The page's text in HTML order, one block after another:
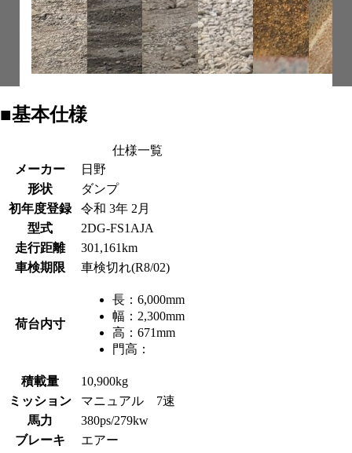
■基本仕様
仕様一覧
メーカー
日野
形状
ダンプ
初年度登録
令和 3年 2月
型式
2DG-FS1AJA
走行距離
301,161km
車検期限
車検切れ(R8/02)
荷台内寸
長： 6,000mm
幅： 2,300mm
高： 671mm
門高：
積載量
10,900kg
ミッション
マニュアル 7速
馬力
380ps/279kw
ブレーキ
エアー